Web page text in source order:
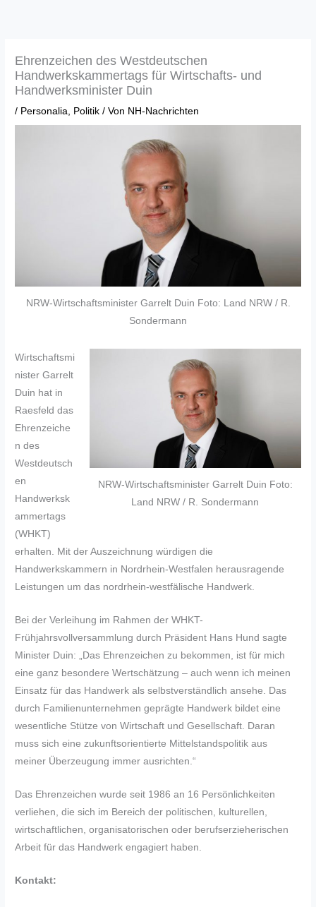
Ehrenzeichen des Westdeutschen
Handwerkskammertags für Wirtschafts- und
Handwerksminister Duin
/ Personalia, Politik / Von NH-Nachrichten
NRW-Wirtschaftsminister Garrelt Duin Foto: Land NRW / R.
Sondermann
NRW-Wirtschaftsminister Garrelt Duin Foto:
Land NRW / R. Sondermann
Wirtschaftsmi
nister Garrelt
Duin hat in
Raesfeld das
Ehrenzeiche
n des
Westdeutsch
en
Handwerksk
ammertags
(WHKT)
erhalten. Mit der Auszeichnung würdigen die
Handwerkskammern in Nordrhein-Westfalen herausragende
Leistungen um das nordrhein-westfälische Handwerk.
Bei der Verleihung im Rahmen der WHKT-
Frühjahrsvollversammlung durch Präsident Hans Hund sagte
Minister Duin: „Das Ehrenzeichen zu bekommen, ist für mich
eine ganz besondere Wertschätzung – auch wenn ich meinen
Einsatz für das Handwerk als selbstverständlich ansehe. Das
durch Familienunternehmen geprägte Handwerk bildet eine
wesentliche Stütze von Wirtschaft und Gesellschaft. Daran
muss sich eine zukunftsorientierte Mittelstandspolitik aus
meiner Überzeugung immer ausrichten.“
Das Ehrenzeichen wurde seit 1986 an 16 Persönlichkeiten
verliehen, die sich im Bereich der politischen, kulturellen,
wirtschaftlichen, organisatorischen oder berufserzieherischen
Arbeit für das Handwerk engagiert haben.
Kontakt: